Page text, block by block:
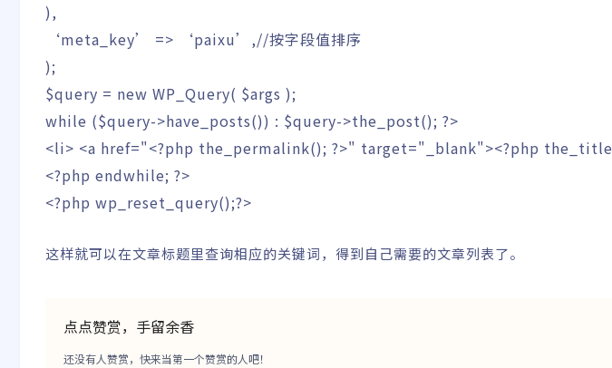
),
‘meta_key’
=> ‘paixu’ ,//按字段值排序
);
$query = new WP_Query( $args );
while ($query->have_posts()) : $query->the_post(); ?>
<li> <a href="<?php the_permalink(); ?>" target="_blank"><?php the_title
<?php endwhile; ?>
<?php wp_reset_query();?>
这样就可以在文章标题里查询相应的关键词，得到自己需要的文章列表了。
点点赞赏，手留余香
还没有人赞赏，快来当第一个赞赏的人吧！